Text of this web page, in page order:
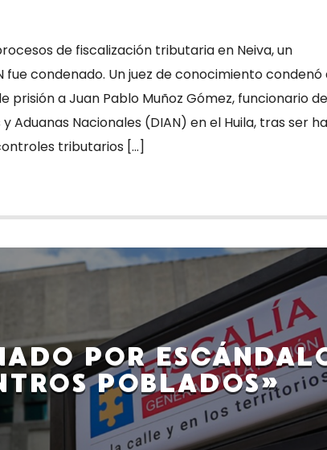
de fiscalización tributaria en Neiva, un
fue condenado. Un juez de conocimiento condenó
prisión a Juan Pablo Muñoz Gómez, funcionario
Aduanas Nacionales (DIAN) en el Huila, tras ser
tributarios […]
POR
POBLADOS»